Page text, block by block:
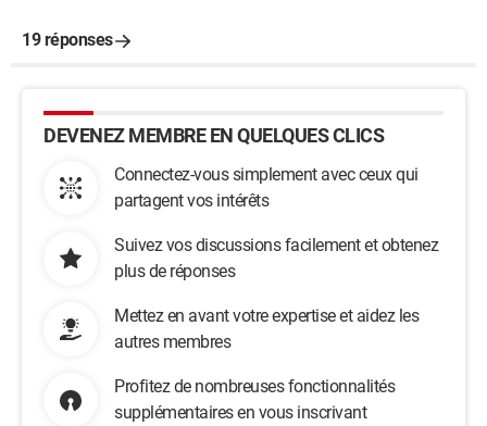
19 réponses
DEVENEZ MEMBRE EN QUELQUES CLICS
Connectez-vous simplement avec ceux qui
partagent vos intérêts
Suivez vos discussions facilement et obtenez
plus de réponses
Mettez en avant votre expertise et aidez les
autres membres
Profitez de nombreuses fonctionnalités
supplémentaires en vous inscrivant